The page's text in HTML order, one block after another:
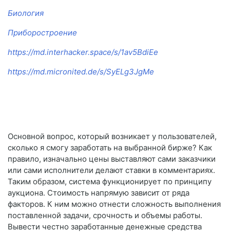
Биология
Приборостроение
https://md.interhacker.space/s/1av5BdiEe
https://md.micronited.de/s/SyELg3JgMe
Основной вопрос, который возникает у пользователей,
сколько я смогу заработать на выбранной бирже? Как
правило, изначально цены выставляют сами заказчики
или сами исполнители делают ставки в комментариях.
Таким образом, система функционирует по принципу
аукциона. Стоимость напрямую зависит от ряда
факторов. К ним можно отнести сложность выполнения
поставленной задачи, срочность и объемы работы.
Вывести честно заработанные денежные средства